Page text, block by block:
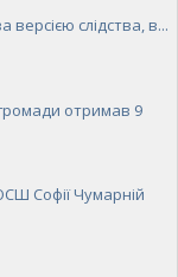
слідства, в...
отримав 9
Софії Чумарній